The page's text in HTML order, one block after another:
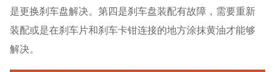
是更换刹车盘解决。第四是刹车盘装配有故障，需要重新
装配或是在刹车片和刹车卡钳连接的地方涂抹黄油才能够
解决。